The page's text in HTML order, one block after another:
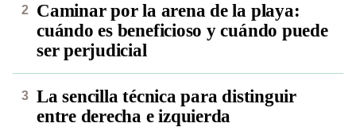
Caminar por la arena de la playa:
cuándo es beneficioso y cuándo puede
ser perjudicial
La sencilla técnica para distinguir
entre derecha e izquierda